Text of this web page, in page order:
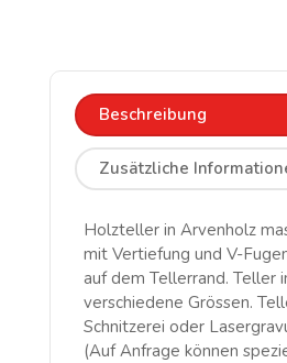
Beschreibung
Zusätzliche
Holzteller in Arvenholz
mit Vertiefung und V-
auf dem Tellerrand. Teller
verschiedene Grössen.
Schnitzerei oder
(Auf Anfrage können